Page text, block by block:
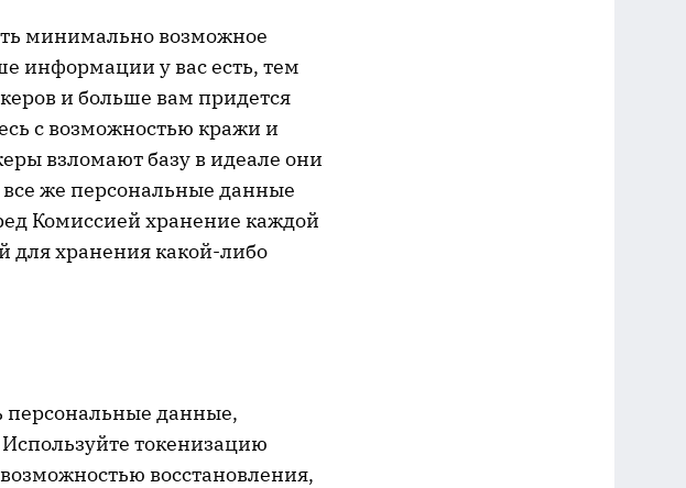
минимально возможное
информации у вас есть, тем
и больше вам придется
с возможностью кражи и
взломают базу в идеале они
же персональные данные
Комиссией хранение каждой
для хранения какой-либо
персональные данные,
токенизацию
восстановления,